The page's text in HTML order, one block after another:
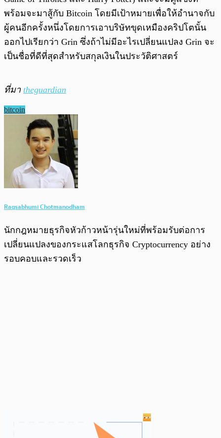
พร้อมจะมาสู้กับ Bitcoin โดยมีเป้าหมายเพื่อให้อำนาจกับ
ผู้คนอีกครั้งหนึ่งโดยการเอาบริษัทขุดเหมืองคริปโตนั้น
ออกไปเรียกว่า Grin ซึ่งถ้าไม่มีอะไรเปลี่ยนแปลง Grin จะ
เป็นชื่อที่ดีที่สุดสำหรับสกุลเงินในประวัติศาสตร์
ที่มา theguardian
bitcoin
Raqsabhumi Chotmanodham
นักกฎหมายธุรกิจหัวก้าวหน้ารุ่นใหม่ที่พร้อมรับต่อการ
เปลี่ยนแปลงของกระแสโลกธุรกิจ Cryptocurrency อย่าง
รอบคอบและรวดเร็ว